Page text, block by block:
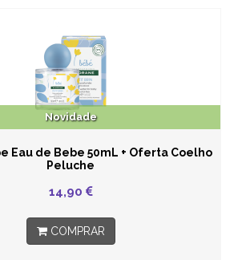
Novidade
Eau de Bebe 50mL + Oferta Coelho
Peluche
14,90
COMPRAR